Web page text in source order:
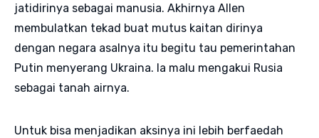
jatidirinya sebagai manusia. Akhirnya Allen
membulatkan tekad buat mutus kaitan dirinya
dengan negara asalnya itu begitu tau pemerintahan
Putin menyerang Ukraina. Ia malu mengakui Rusia
sebagai tanah airnya.
Untuk bisa menjadikan aksinya ini lebih berfaedah